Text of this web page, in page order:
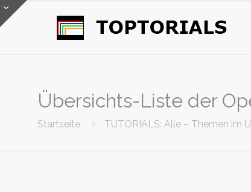
Übersichts-Liste der
Startseite TUTORIALS: Alle – Themen im